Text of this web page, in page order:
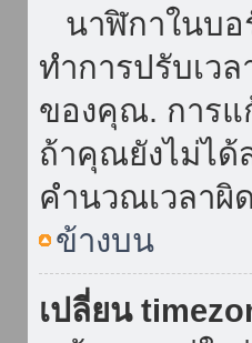
นาฬิกาในบอ
ทำการปรับเว
ของคุณ. การแ
ถ้าคุณยังไม่ไ
คำนวณเวลาผิ
ข้างบน
เปลี่ยน